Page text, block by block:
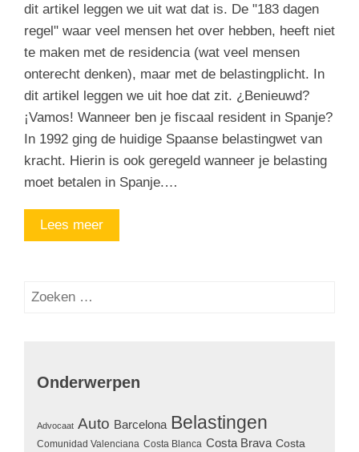
dit artikel leggen we uit wat dat is. De "183 dagen
regel" waar veel mensen het over hebben, heeft niet
te maken met de residencia (wat veel mensen
onterecht denken), maar met de belastingplicht. In
dit artikel leggen we uit hoe dat zit. ¿Benieuwd?
¡Vamos! Wanneer ben je fiscaal resident in Spanje?
In 1992 ging de huidige Spaanse belastingwet van
kracht. Hierin is ook geregeld wanneer je belasting
moet betalen in Spanje.…
Lees meer
Zoeken
Onderwerpen
Advocaat Auto Barcelona Belastingen
Comunidad Valenciana Costa Blanca Costa Brava Costa